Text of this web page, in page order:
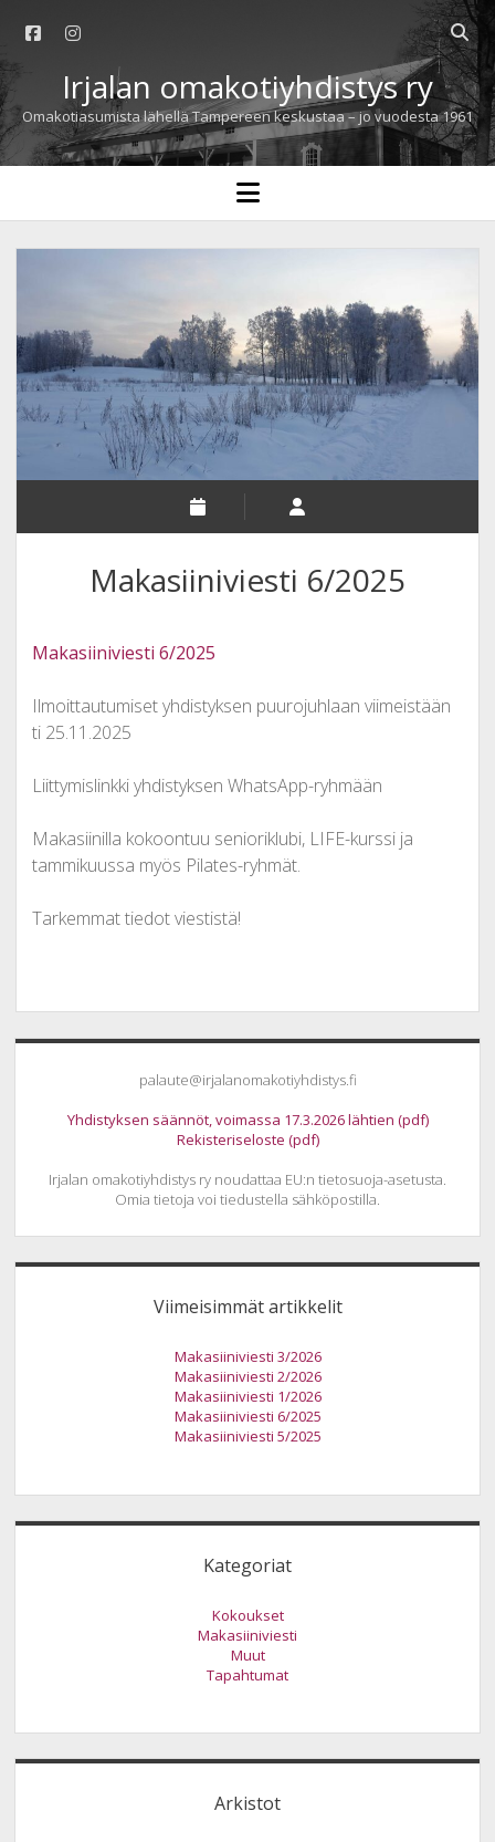
facebookinstagram
Open
bar
Irjalan omakotiyhdistys ry
Omakotiasumista lähellä Tampereen keskustaa – jo vuodesta 1961
open
menu
Makasiiniviesti 6/2025
Makasiiniviesti 6/2025
Ilmoittautumiset yhdistyksen puurojuhlaan viimeistään
ti 25.11.2025
Liittymislinkki yhdistyksen WhatsApp-ryhmään
Makasiinilla kokoontuu senioriklubi, LIFE-kurssi ja
tammikuussa myös Pilates-ryhmät.
Tarkemmat tiedot viestistä!
Sidebar
palaute@irjalanomakotiyhdistys.fi
Yhdistyksen säännöt, voimassa 17.3.2026 lähtien (pdf)
Rekisteriseloste (pdf)
Irjalan omakotiyhdistys ry noudattaa EU:n tietosuoja-asetusta.
Omia tietoja voi tiedustella sähköpostilla.
Viimeisimmät artikkelit
Makasiiniviesti 3/2026
Makasiiniviesti 2/2026
Makasiiniviesti 1/2026
Makasiiniviesti 6/2025
Makasiiniviesti 5/2025
Kategoriat
Kokoukset
Makasiiniviesti
Muut
Tapahtumat
Arkistot